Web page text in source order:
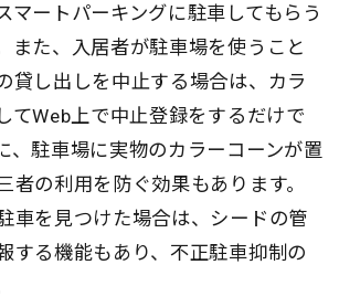
マートパーキングに駐車してもらう
また、入居者が駐車場を使うこと
貸し出しを中止する場合は、カラ
てWeb上で中止登録をするだけで
、駐車場に実物のカラーコーンが置
者の利用を防ぐ効果もあります。
車を見つけた場合は、シードの管
する機能もあり、不正駐車抑制の